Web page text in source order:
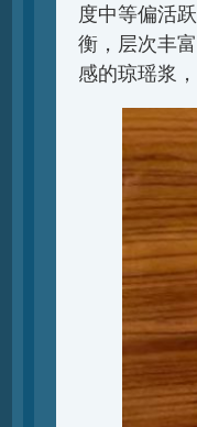
度中等偏活
衡，层次丰
感的琼瑶浆